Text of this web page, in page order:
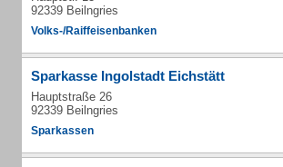
92339 Beilngries
Volks-/Raiffeisenbanken
Sparkasse Ingolstadt Eichstätt
Hauptstraße 26
92339 Beilngries
Sparkassen